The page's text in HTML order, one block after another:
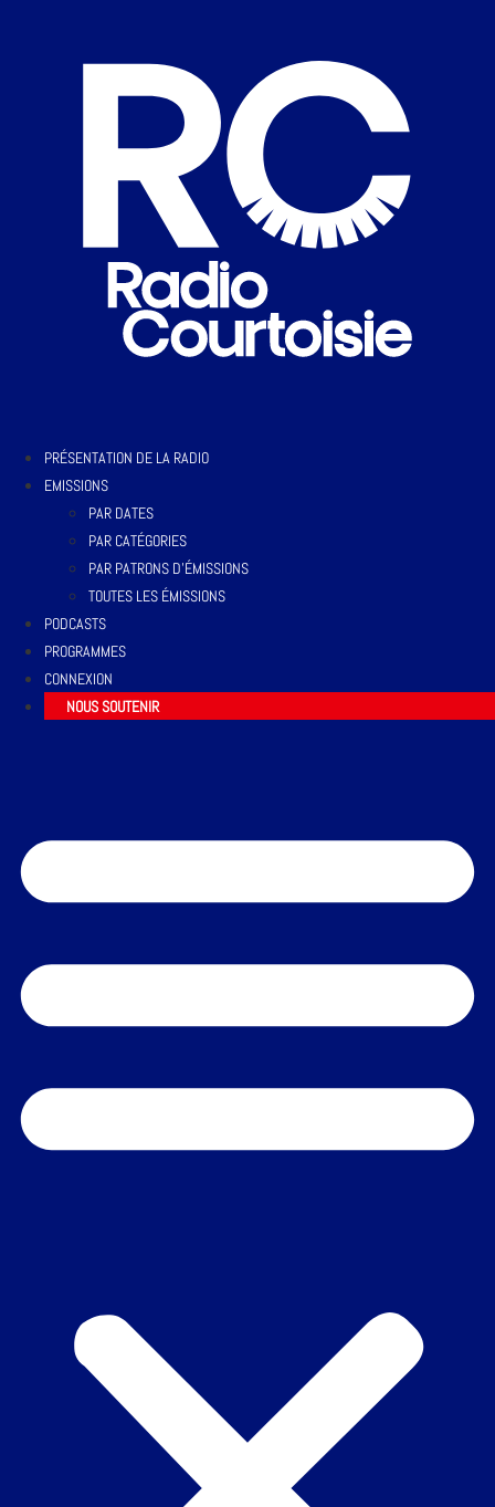
PRÉSENTATION DE LA RADIO
EMISSIONS
PAR DATES
PAR CATÉGORIES
PAR PATRONS D’ÉMISSIONS
TOUTES LES ÉMISSIONS
PODCASTS
PROGRAMMES
CONNEXION
NOUS SOUTENIR